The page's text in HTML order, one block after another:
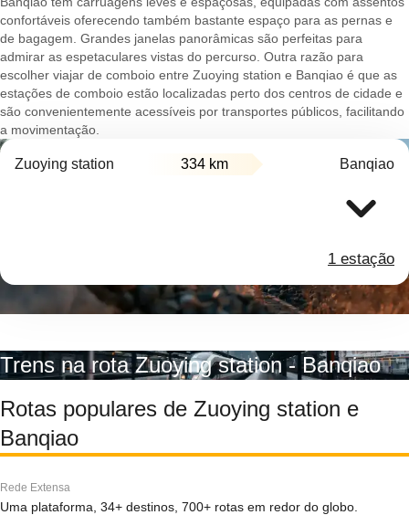
confortáveis oferecendo também bastante espaço para as pernas e
de bagagem. Grandes janelas panorâmicas são perfeitas para
admirar as espetaculares vistas do percurso. Outra razão para
escolher viajar de comboio entre Zuoying station e Banqiao é que as
estações de comboio estão localizadas perto dos centros de cidade e
são convenientemente acessíveis por transportes públicos, facilitando
a movimentação.
Zuoying station 334 km Banqiao
1 estação
Trens na rota Zuoying station - Banqiao
Rotas populares de Zuoying station e
Banqiao
Rede Extensa
Uma plataforma, 34+ destinos, 700+ rotas em redor do globo.